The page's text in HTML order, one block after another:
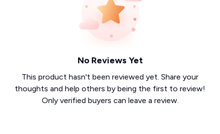
No Reviews Yet
This product hasn't been reviewed yet. Share your
thoughts and help others by being the first to review!
Only verified buyers can leave a review.